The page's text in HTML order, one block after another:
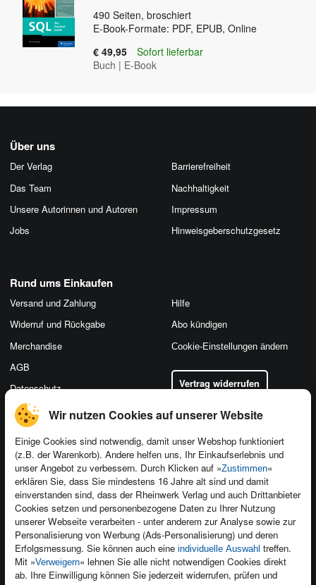
Wir nutzen Cookies auf unserer Website
Einige Cookies sind notwendig, damit unser Webshop funktioniert
(z.B. der Warenkorb). Andere helfen uns, Ihr Einkaufserlebnis und
unser Angebot zu verbessern. Durch Klicken auf »Zustimmen«
erklären Sie, dass Sie mindestens 16 Jahre alt sind und damit
einverstanden sind, dass der Rheinwerk Verlag und auch Drittanbieter
Cookies setzen und personenbezogene Daten zu Ihrer Nutzung
unserer Webseite verarbeiten - unter anderem zur Analyse sowie zur
Personalisierung von Werbung (Ads-Personalisierung) und deren
Erfolgsmessung. Sie können auch eine individuelle Auswahl treffen.
Mit »Verweigern« lehnen Sie alle nicht notwendigen Cookies direkt
ab. Ihre Einwilligung können Sie jederzeit widerrufen, prüfen und
490 Seiten, broschiert
E-Book-Formate: PDF, EPUB, Online
€ 49,95
Sofort lieferbar
Buch | E-Book
Über uns
Der Verlag
Das Team
Unsere Autorinnen und Autoren
Jobs
Barrierefreiheit
Nachhaltigkeit
Impressum
Hinweis­geber­schutz­gesetz
Kontakt
Newsletter
Für Unternehmen
Presseservice
Dozentenservice
Produktfeedback
Foreign Rights
Ein Buch schreiben
Rund ums Einkaufen
Versand und Zahlung
Widerruf und Rückgabe
Merchandise
AGB
Datenschutz
Hilfe
Abo kündigen
Cookie-Einstellungen ändern
Vertrag widerrufen